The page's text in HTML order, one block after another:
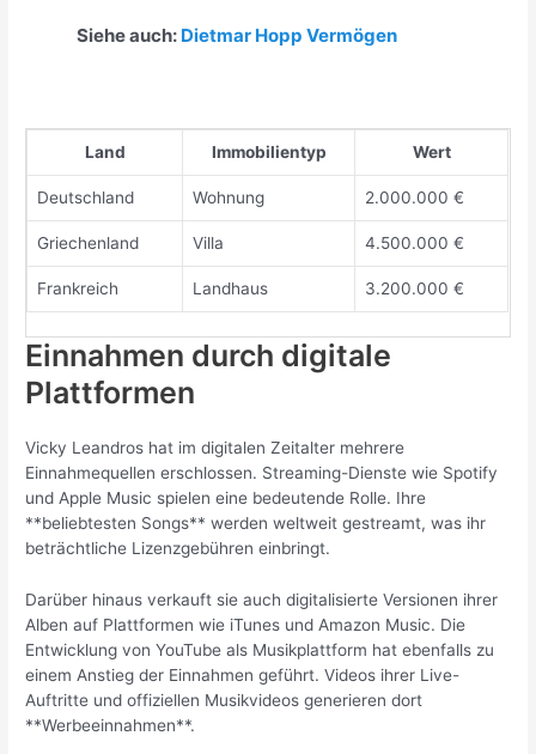
Siehe auch: Dietmar Hopp Vermögen
Land Immobilientyp Wert
Deutschland Wohnung 2.000.000 €
Griechenland Villa 4.500.000 €
Frankreich Landhaus 3.200.000 €
Einnahmen durch digitale
Plattformen
Vicky Leandros hat im digitalen Zeitalter mehrere
Einnahmequellen erschlossen. Streaming-Dienste wie Spotify
und Apple Music spielen eine bedeutende Rolle. Ihre
**beliebtesten Songs** werden weltweit gestreamt, was ihr
beträchtliche Lizenzgebühren einbringt.
Darüber hinaus verkauft sie auch digitalisierte Versionen ihrer
Alben auf Plattformen wie iTunes und Amazon Music. Die
Entwicklung von YouTube als Musikplattform hat ebenfalls zu
einem Anstieg der Einnahmen geführt. Videos ihrer Live-
Auftritte und offiziellen Musikvideos generieren dort
**Werbeeinnahmen**.